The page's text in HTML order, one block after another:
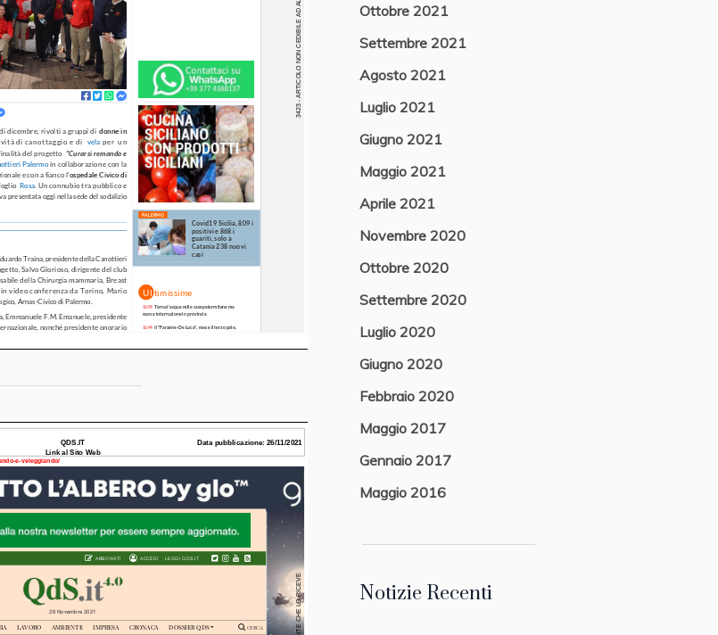
Ottobre 2021
Settembre 2021
Agosto 2021
Luglio 2021
Giugno 2021
Maggio 2021
Aprile 2021
Novembre 2020
Ottobre 2020
Settembre 2020
Luglio 2020
Giugno 2020
Febbraio 2020
Maggio 2017
Gennaio 2017
Maggio 2016
Notizie Recenti